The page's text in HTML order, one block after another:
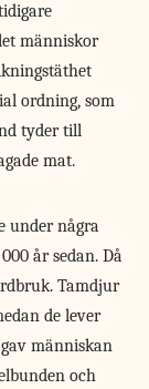
människor
ordning, som
tyder till
mat.
under några
år sedan. Då
Tamdjur
de lever
människan
och